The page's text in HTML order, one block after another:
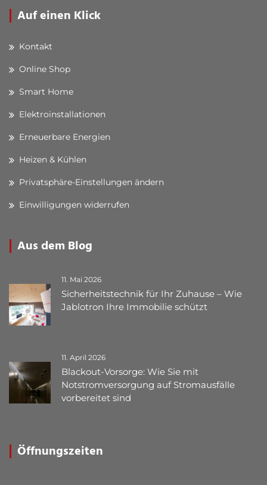
Auf einen Klick
Kontakt
Online Shop
Smart Home
Elektroinstallationen
Erneuerbare Energien
Heizen & Kühlen
Privatsphäre-Einstellungen ändern
Einwilligungen widerrufen
Aus dem Blog
11. Mai 2026
Sicherheitstechnik für Ihr Zuhause – Wie
Jablotron Ihre Immobilie schützt
11. April 2026
Blackout-Vorsorge: Wie Sie mit
Notstromversorgung auf Stromausfälle
vorbereitet sind
Öffnungszeiten